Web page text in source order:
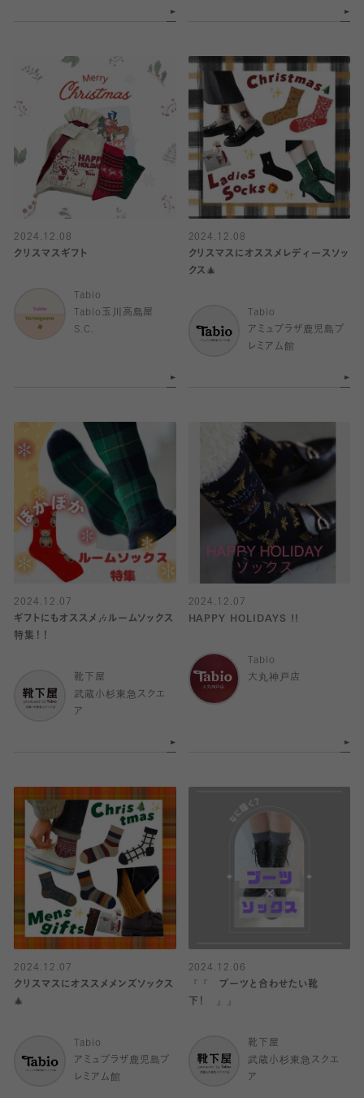
2024.12.08
クリスマスギフト
Tabio
Tabio玉川高島屋
S.C.
2024.12.08
クリスマスにオススメレディースソッ
クス🎄
Tabio
アミュプラザ鹿児島プ
レミアム館
2024.12.07
ギフトにもオススメ🎶ルームソックス
特集！！
靴下屋
武蔵小杉東急スクエ
ア
2024.12.07
HAPPY HOLIDAYS !!
Tabio
大丸神戸店
2024.12.07
クリスマスにオススメメンズソックス
🎄
Tabio
アミュプラザ鹿児島プ
レミアム館
2024.12.06
『『 ブーツと合わせたい靴
下！ 』』
靴下屋
武蔵小杉東急スクエ
ア